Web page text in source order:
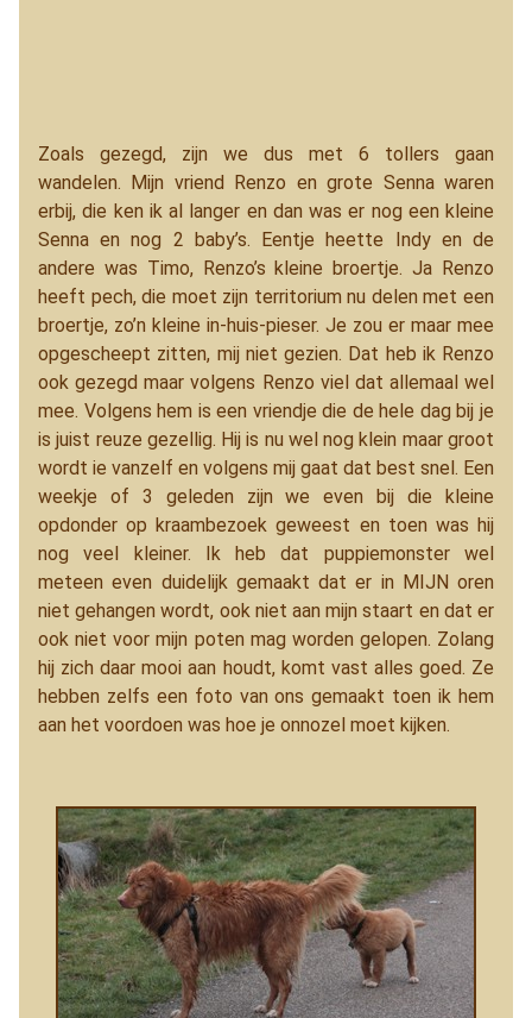
Zoals gezegd, zijn we dus met 6 tollers gaan
wandelen. Mijn vriend Renzo en grote Senna waren
erbij, die ken ik al langer en dan was er nog een kleine
Senna en nog 2 baby’s. Eentje heette Indy en de
andere was Timo, Renzo’s kleine broertje. Ja Renzo
heeft pech, die moet zijn territorium nu delen met een
broertje, zo’n kleine in-huis-pieser. Je zou er maar mee
opgescheept zitten, mij niet gezien. Dat heb ik Renzo
ook gezegd maar volgens Renzo viel dat allemaal wel
mee. Volgens hem is een vriendje die de hele dag bij je
is juist reuze gezellig. Hij is nu wel nog klein maar groot
wordt ie vanzelf en volgens mij gaat dat best snel. Een
weekje of 3 geleden zijn we even bij die kleine
opdonder op kraambezoek geweest en toen was hij
nog veel kleiner. Ik heb dat puppiemonster wel
meteen even duidelijk gemaakt dat er in MIJN oren
niet gehangen wordt, ook niet aan mijn staart en dat er
ook niet voor mijn poten mag worden gelopen. Zolang
hij zich daar mooi aan houdt, komt vast alles goed. Ze
hebben zelfs een foto van ons gemaakt toen ik hem
aan het voordoen was hoe je onnozel moet kijken.